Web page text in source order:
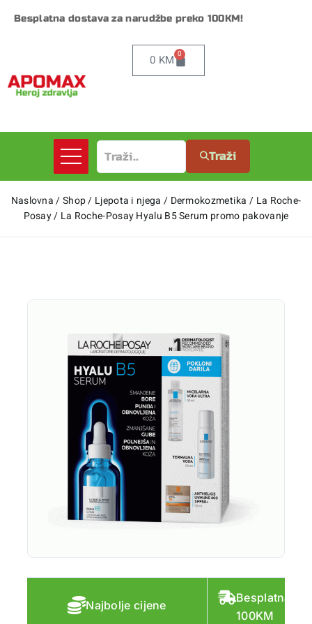
Besplatna dostava za narudžbe preko 100KM!
0 KM 0
Traži
Naslovna /Shop/ Ljepota i njega / Dermokozmetika / La Roche-
Posay/ La Roche-Posay Hyalu B5 Serum promo pakovanje
Najbolje cijene
Besplatna
100KM